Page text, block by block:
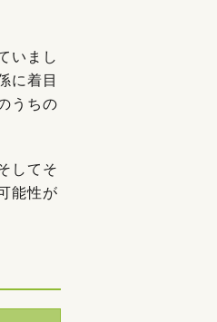
いまし
に着目
うちの
してそ
能性が